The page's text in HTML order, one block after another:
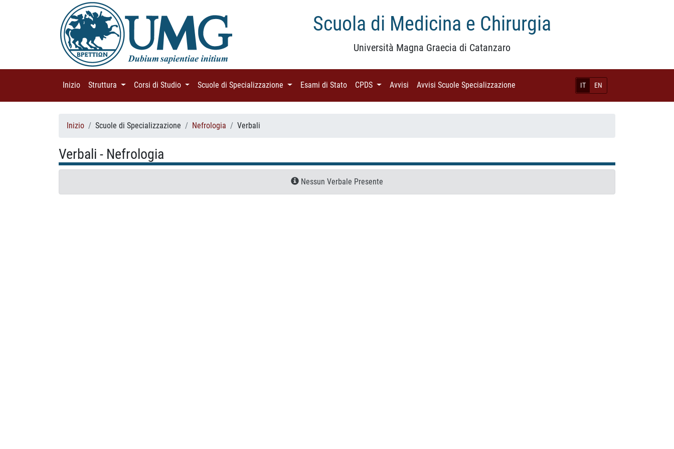
Scuola di Medicina e Chirurgia
Università Magna Graecia di Catanzaro
IT EN
Inizio (current)
Struttura (current)Corsi di Studio (current)Scuole di Specializzazione (current)Esami di Stato (current)
CPDS (current)
Avvisi (current)
Avvisi Scuole Specializzazione
Inizio Scuole di Specializzazione Nefrologia Verbali
Verbali - Nefrologia
Nessun Verbale Presente